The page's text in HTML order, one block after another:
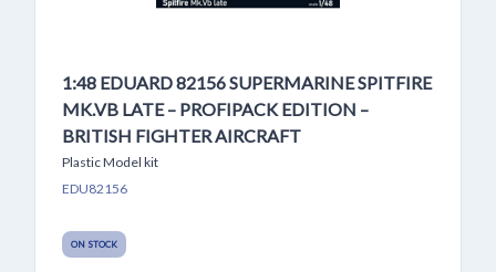
1:48 EDUARD 82156 SUPERMARINE SPITFIRE
MK.VB LATE – PROFIPACK EDITION –
BRITISH FIGHTER AIRCRAFT
Plastic Model kit
EDU82156
ON STOCK